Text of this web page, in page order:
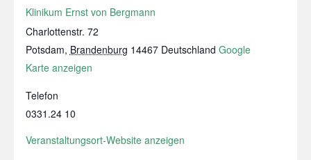
Klinikum Ernst von Bergmann
Charlottenstr. 72
Potsdam, Brandenburg 14467 Deutschland Google
Karte anzeigen
Telefon
0331.24 10
Veranstaltungsort-Website anzeigen